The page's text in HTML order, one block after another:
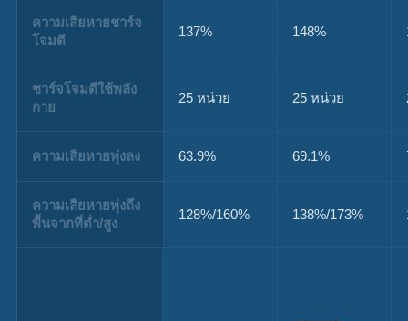
ความเสียหายชาร์จ
โจมตี
137% 148%
ชาร์จโจมตีใช้พลัง
กาย
25 หน่วย 25 หน่วย
ความเสียหายพุ่งลง 63.9% 69.1%
ความเสียหายพุ่งถึง
พื้นจากที่ต่ำ/สูง
128%/160% 138%/173%